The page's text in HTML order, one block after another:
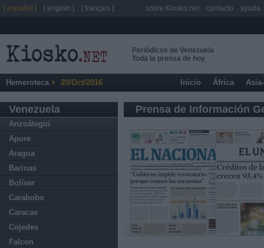
Periódicos de Venezuela
Toda la prensa de hoy
Hemeroteca 20/Oct/2016 Inicio África
Venezuela
Anzoátegui
Apure
Aragua
Barinas
Bolívar
Carabobo
Caracas
Cojedes
Falcon
Prensa de Información
[ español ] [ english ] [ français ] sobre Kiosko.net contacto ayuda